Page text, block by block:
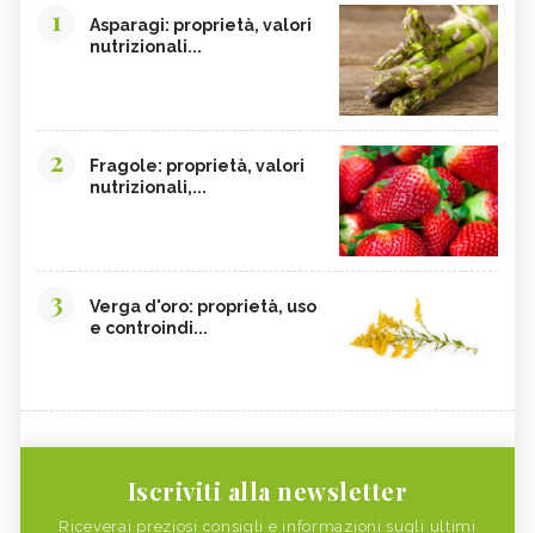
1
Asparagi: proprietà, valori
nutrizionali...
2
Fragole: proprietà, valori
nutrizionali,...
3
Verga d'oro: proprietà, uso
e controindi...
Iscriviti alla newsletter
Riceverai preziosi consigli e informazioni sugli ultimi